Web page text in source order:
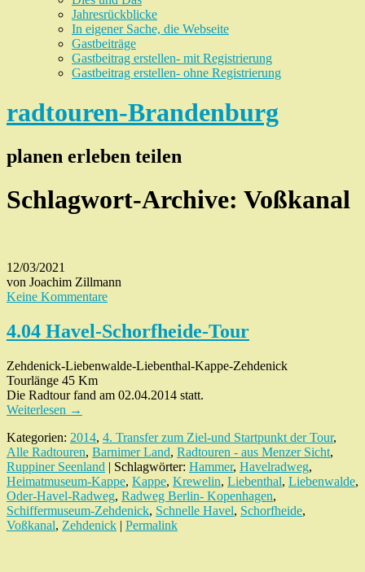
Jahresrückblicke
In eigener Sache, die Webseite
Gastbeiträge
Gastbeitrag erstellen- mit Registrierung
Gastbeitrag erstellen- ohne Registrierung
radtouren-Brandenburg
planen erleben teilen
Schlagwort-Archive: Voßkanal
12/03/2021
von Joachim Zillmann
Keine Kommentare
4.04 Havel-Schorfheide-Tour
Zehdenick-Liebenwalde-Liebenthal-Kappe-Zehdenick
Tourlänge 45 Km
Die Radtour fand am 02.04.2014 statt.
Weiterlesen →
Kategorien: 2014, 4. Transfer zum Ziel-und Startpunkt der Tour,
Alle Radtouren, Barnimer Land, Radtouren - aus Menzer Sicht,
Ruppiner Seenland | Schlagwörter: Hammer, Havelradweg,
Heimatmuseum-Kappe, Kappe, Krewelin, Liebenthal, Liebenwalde,
Oder-Havel-Radweg, Radweg Berlin- Kopenhagen,
Schiffermuseum-Zehdenick, Schnelle Havel, Schorfheide,
Voßkanal, Zehdenick | Permalink